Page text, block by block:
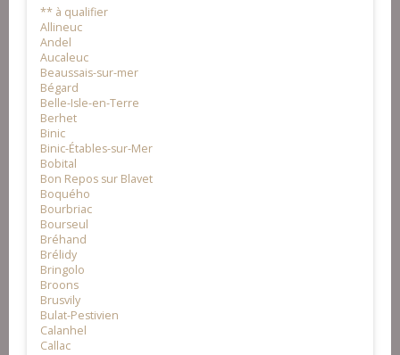
** à qualifier
Allineuc
Andel
Aucaleuc
Beaussais-sur-mer
Bégard
Belle-Isle-en-Terre
Berhet
Binic
Binic-Étables-sur-Mer
Bobital
Bon Repos sur Blavet
Boquého
Bourbriac
Bourseul
Bréhand
Brélidy
Bringolo
Broons
Brusvily
Bulat-Pestivien
Calanhel
Callac